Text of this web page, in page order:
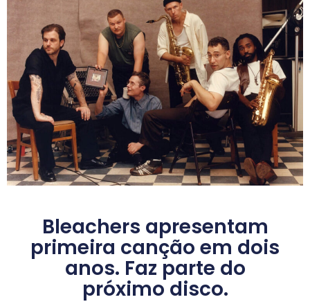
Bleachers apresentam
primeira canção em dois
anos. Faz parte do
próximo disco.